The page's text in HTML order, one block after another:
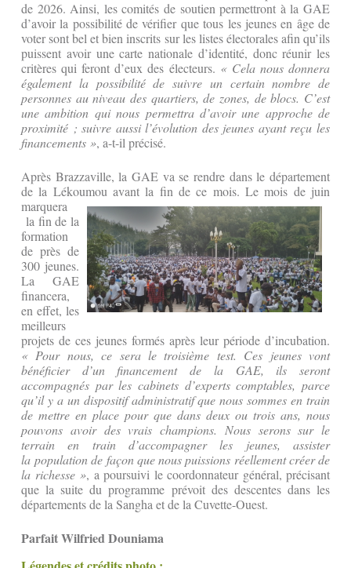
de 2026. Ainsi, les comités de soutien permettront à la GAE
d’avoir la possibilité de vérifier que tous les jeunes en âge de
voter sont bel et bien inscrits sur les listes électorales afin qu’ils
puissent avoir une carte nationale d’identité, donc réunir les
critères qui feront d’eux des électeurs. « Cela nous donnera
également la possibilité de suivre un certain nombre de
personnes au niveau des quartiers, de zones, de blocs. C’est
une ambition qui nous permettra d’avoir une approche de
proximité ; suivre aussi l’évolution des jeunes ayant reçu les
financements », a-t-il précisé.
Après Brazzaville, la GAE va se rendre dans le département
de la Lékoumou avant la fin de ce mois. Le mois de juin
marquera
la fin de la
formation
de près de
300 jeunes.
La GAE
financera,
en effet, les
meilleurs
projets de ces jeunes formés après leur période d’incubation.
« Pour nous, ce sera le troisième test. Ces jeunes vont
bénéficier d’un financement de la GAE, ils seront
accompagnés par les cabinets d’experts comptables, parce
qu’il y a un dispositif administratif que nous sommes en train
de mettre en place pour que dans deux ou trois ans, nous
pouvons avoir des vrais champions. Nous serons sur le
terrain en train d’accompagner les jeunes, assister
la population de façon que nous puissions réellement créer de
la richesse », a poursuivi le coordonnateur général, précisant
que la suite du programme prévoit des descentes dans les
départements de la Sangha et de la Cuvette-Ouest.
Parfait Wilfried Douniama